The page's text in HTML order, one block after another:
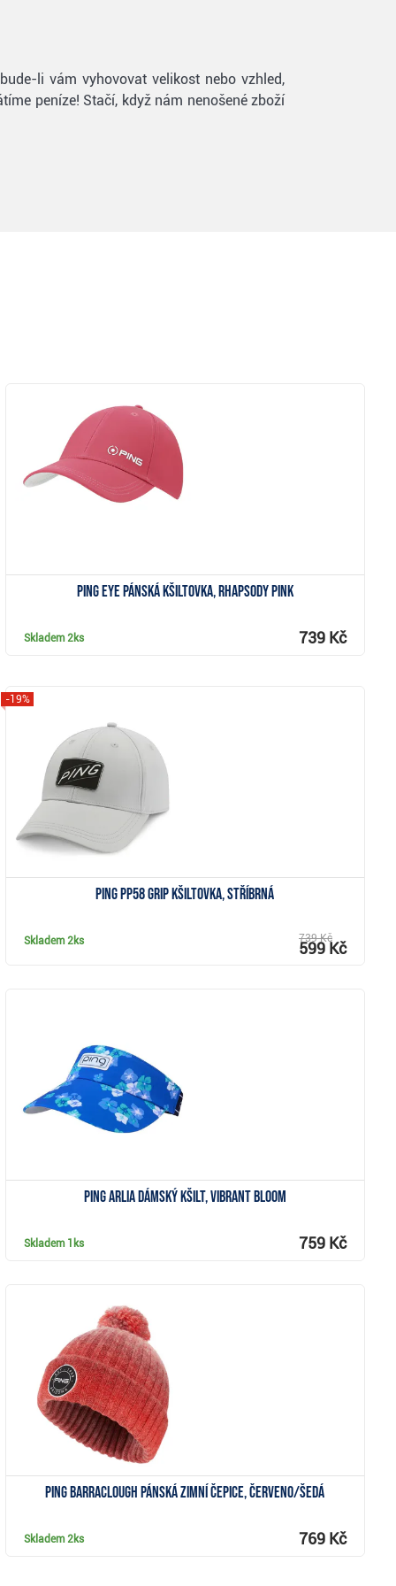
li vám vyhovovat velikost nebo vzhled,
peníze! Stačí, když nám nenošené zboží
PING Eye pánská kšiltovka, rhapsody pink
Skladem 2ks 739 Kč
Zobrazit
Ping PP58 Grip kšiltovka, stříbrná
-19%
Skladem 2ks 739 Kč
599 Kč
Ping Arlia dámský kšilt, vibrant bloom
Skladem 1ks 759 Kč
Ping Barraclough pánská zimní čepice, červeno/šedá
Skladem 2ks 769 Kč